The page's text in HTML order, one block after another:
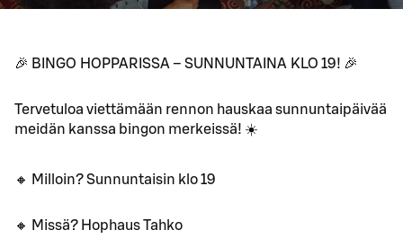
🎉 BINGO HOPPARISSA – SUNNUNTAINA KLO 19! 🎉
Tervetuloa viettämään rennon hauskaa sunnuntaipäivää
meidän kanssa bingon merkeissä! ☀️
🔸 Milloin? Sunnuntaisin klo 19
🔸 Missä? Hophaus Tahko